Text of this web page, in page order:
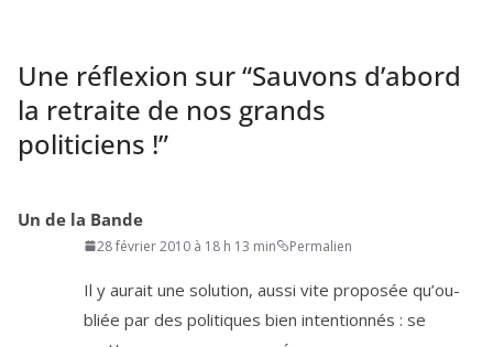
Une réflexion sur “Sauvons d’abord
la retraite de nos grands
politiciens !”
Un de la Bande
28 février 2010 à 18 h 13 min Permalien
Il y aurait une solu­tion, aus­si vite pro­po­sée qu’ou­
bliée par des poli­tiques bien inten­tion­nés : se